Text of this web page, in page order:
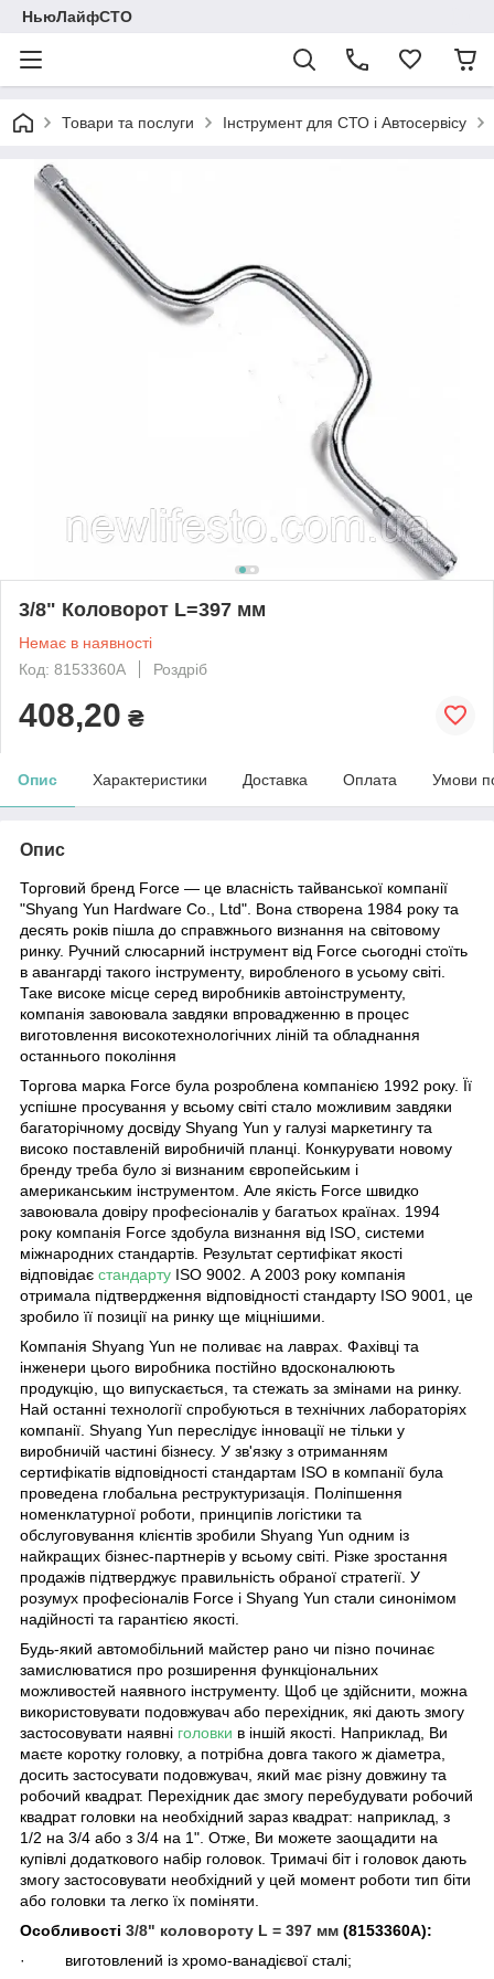
НьюЛайфСТО
Товари та послуги Інструмент для СТО і Автосервісу
3/8" Коловорот L=397 мм
Немає в наявності
Код: 8153360A
Роздріб
408,20 ₴
Опис Характеристики Доставка Оплата Умови
Опис
Торговий бренд Force — це власність тайванської компанії
"Shyang Yun Hardware Co., Ltd". Вона створена 1984 року та
десять років пішла до справжнього визнання на світовому
ринку. Ручний слюсарний інструмент від Force сьогодні стоїть
в авангарді такого інструменту, виробленого в усьому світі.
Таке високе місце серед виробників автоінструменту,
компанія завоювала завдяки впровадженню в процес
виготовлення високотехнологічних ліній та обладнання
останнього покоління
Торгова марка Force була розроблена компанією 1992 року. Її
успішне просування у всьому світі стало можливим завдяки
багаторічному досвіду Shyang Yun у галузі маркетингу та
високо поставленій виробничій планці. Конкурувати новому
бренду треба було зі визнаним європейським і
американським інструментом. Але якість Force швидко
завоювала довіру професіоналів у багатьох країнах. 1994
року компанія Force здобула визнання від ISO, системи
міжнародних стандартів. Результат сертифікат якості
відповідає стандарту ISO 9002. А 2003 року компанія
отримала підтвердження відповідності стандарту ISO 9001, це
зробило її позиції на ринку ще міцнішими.
Компанія Shyang Yun не поливає на лаврах. Фахівці та
інженери цього виробника постійно вдосконалюють
продукцію, що випускається, та стежать за змінами на ринку.
Най останні технології спробуються в технічних лабораторіях
компанії. Shyang Yun переслідує інновації не тільки у
виробничій частині бізнесу. У зв'язку з отриманням
сертифікатів відповідності стандартам ISO в компанії була
проведена глобальна реструктуризація. Поліпшення
номенклатурної роботи, принципів логістики та
обслуговування клієнтів зробили Shyang Yun одним із
найкращих бізнес-партнерів у всьому світі. Різке зростання
продажів підтверджує правильність обраної стратегії. У
розумух професіоналів Force і Shyang Yun стали синонімом
надійності та гарантією якості.
Будь-який автомобільний майстер рано чи пізно починає
замислюватися про розширення функціональних
можливостей наявного інструменту. Щоб це здійснити, можна
використовувати подовжувач або перехідник, які дають змогу
застосовувати наявні головки в іншій якості. Наприклад, Ви
маєте коротку головку, а потрібна довга такого ж діаметра,
досить застосувати подовжувач, який має різну довжину та
робочий квадрат. Перехідник дає змогу перебудувати робочий
квадрат головки на необхідний зараз квадрат: наприклад, з
1/2 на 3/4 або з 3/4 на 1". Отже, Ви можете заощадити на
купівлі додаткового набір головок. Тримачі біт і головок дають
змогу застосовувати необхідний у цей момент роботи тип біти
або головки та легко їх поміняти.
Особливості 3/8" коловороту L = 397 мм (8153360A):
· виготовлений із хромо-ванадієвої сталі;